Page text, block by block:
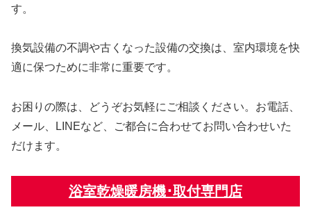
す。
換気設備の不調や古くなった設備の交換は、室内環境を快
適に保つために非常に重要です。
お困りの際は、どうぞお気軽にご相談ください。お電話、
メール、LINEなど、ご都合に合わせてお問い合わせいた
だけます。
浴室乾燥暖房機･取付専門店